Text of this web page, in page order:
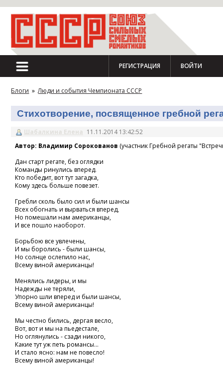
РЕГИСТРАЦИЯ ВОЙТИ
Блоги » Люди и события Чемпионата СССР
Стихотворение, посвященное гребной
Шабалкина Елена 11.11.2014 13:42:52
Автор: Владимир Сорокованов (участник Гребной регаты
Дан старт регате, без оглядки
Команды ринулись вперед.
Кто победит, вот тут загадка,
Кому здесь больше повезет.
Гребли сколь было сил и были шансы
Всех обогнать и вырваться вперед,
Но помешали нам американцы,
И все пошло наоборот.
Борьбою все увлечены,
И мы боролись - были шансы,
Но солнце ослепило нас,
Всему виной американцы!
Менялись лидеры, и мы
Надежды не теряли,
Упорно шли вперед и были шансы,
Всему виной американцы!
Мы честно бились, дергая весло,
Вот, вот и мы на пьедестале,
Но оглянулись - сзади никого,
Какие тут уж петь романсы...
И стало ясно: нам не повесло!
Всему виной американцы!